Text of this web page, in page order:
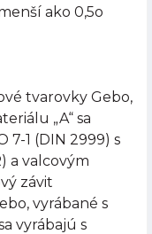
ako 0,5o
tvarovky Gebo,
„A“ sa
7-1 (DIN 2999) s
a valcovým
závit
vyrábané s
vyrábajú s